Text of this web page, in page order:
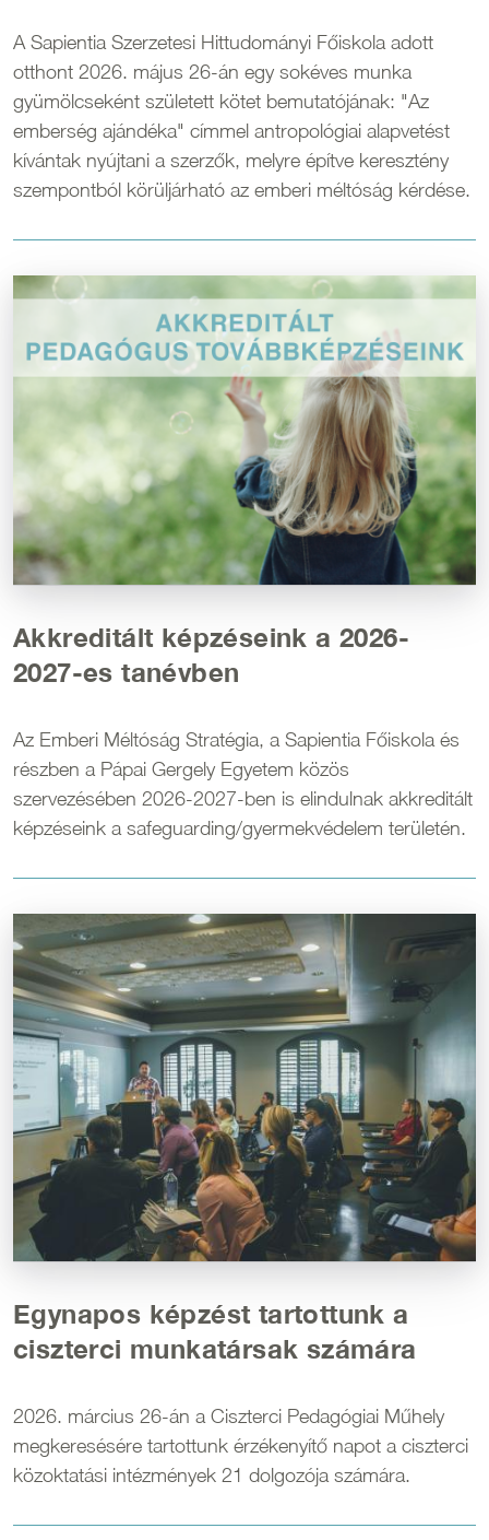
A Sapientia Szerzetesi Hittudományi Főiskola adott
otthont 2026. május 26-án egy sokéves munka
gyümölcseként született kötet bemutatójának: "Az
emberség ajándéka" címmel antropológiai alapvetést
kívántak nyújtani a szerzők, melyre építve keresztény
szempontból körüljárható az emberi méltóság kérdése.
Kép
Akkreditált képzéseink a 2026-
2027-es tanévben
Az Emberi Méltóság Stratégia, a Sapientia Főiskola és
részben a Pápai Gergely Egyetem közös
szervezésében 2026-2027-ben is elindulnak akkreditált
képzéseink a safeguarding/gyermekvédelem területén.
Kép
Egynapos képzést tartottunk a
ciszterci munkatársak számára
2026. március 26-án a Ciszterci Pedagógiai Műhely
megkeresésére tartottunk érzékenyítő napot a ciszterci
közoktatási intézmények 21 dolgozója számára.